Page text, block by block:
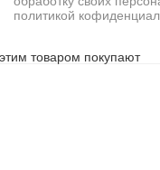
политикой
товаром покупают